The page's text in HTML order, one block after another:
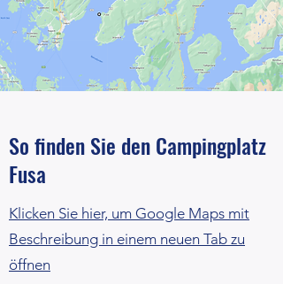
So finden Sie den Campingplatz
Fusa
Klicken Sie hier, um Google Maps mit
Beschreibung in einem neuen Tab zu
öffnen